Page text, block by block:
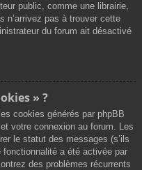
public, comme une librairie,
n’arrivez pas à trouver cette
du forum ait désactivé
» ?
cookies générés par phpBB
votre connexion au forum. Les
le statut des messages (s’ils
a été activée par
des problèmes récurrents